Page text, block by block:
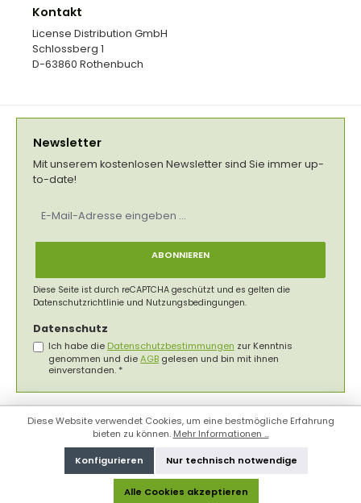
Kontakt
License Distribution GmbH
Schlossberg 1
D-63860 Rothenbuch
Newsletter
Mit unserem kostenlosen Newsletter sind Sie immer up-
to-date!
Mail-
ABONNIEREN
Diese Seite ist durch reCAPTCHA geschützt und es gelten die
Datenschutzrichtlinie und Nutzungsbedingungen.
Datenschutz
Ich habe die Datenschutzbestimmungen zur Kenntnis
genommen und dieAGB gelesen und bin mit ihnen
einverstanden. *
Diese Website verwendet Cookies, um eine bestmögliche Erfahrung
bieten zu können. Mehr Informationen ...
Nur technisch notwendige
Konfigurieren
Alle Cookies akzeptieren